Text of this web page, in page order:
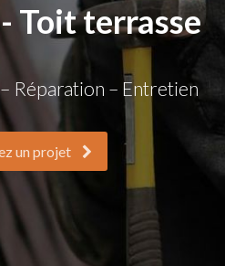
Toit terrasse
Réparation – Entretien
un projet